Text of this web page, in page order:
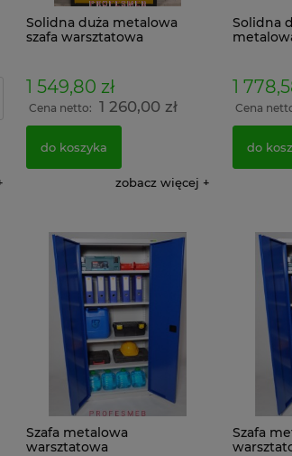
Solidna duża metalowa
szafa warsztatowa
1 549,80 zł
Cena netto: 1 260,00 zł
do koszyka
zobacz więcej
Solidna
1
Cena
do
Szafa metalowa
warsztatowa
Szafa